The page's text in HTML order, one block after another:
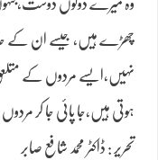
وہ میرے دونوں
چھڑے ہیں، جیسے ان کے
نہیں،ایسے مردوں کے
ہوتی ہیں،جا پائی جا کر مردوں
تحریر : ڈاکٹر محمد شافع صابر